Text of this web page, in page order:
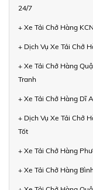
24/7
+ Xe Tải Chở Hàng
+ Dịch Vụ Xe Tải Chở
+ Xe Tải Chở Hàng
Tranh
+ Xe Tải Chở Hàng Dĩ
+ Dịch Vụ Xe Tải Chở
Tốt
+ Xe Tải Chở Hàng
+ Xe Tải Chở Hàng